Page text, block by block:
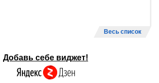
Весь список
Добавь себе виджет!